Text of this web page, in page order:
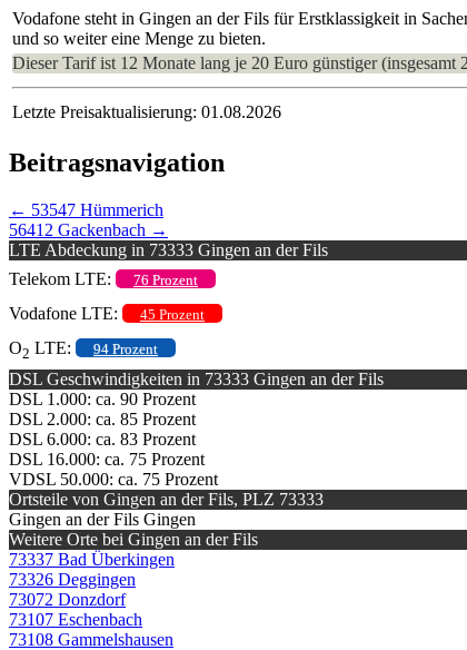
Vodafone steht in Gingen an der Fils für Erstklassigkeit in
und so weiter eine Menge zu bieten.
Dieser Tarif ist 12 Monate lang je 20 Euro günstiger (insgesamt
Letzte Preisaktualisierung: 01.08.2026
Beitragsnavigation
← 53547 Hümmerich
56412 Gackenbach →
LTE Abdeckung in 73333 Gingen an der Fils
Telekom LTE:
76 Prozent
Vodafone LTE: 45 Prozent
O2 LTE: 94 Prozent
DSL Geschwindigkeiten in 73333 Gingen an der Fils
DSL 1.000: ca. 90 Prozent
DSL 2.000: ca. 85 Prozent
DSL 6.000: ca. 83 Prozent
DSL 16.000: ca. 75 Prozent
VDSL 50.000: ca. 75 Prozent
Ortsteile von Gingen an der Fils, PLZ 73333
Gingen an der Fils Gingen
Weitere Orte bei Gingen an der Fils
73337 Bad Überkingen
73326 Deggingen
73072 Donzdorf
73107 Eschenbach
73108 Gammelshausen